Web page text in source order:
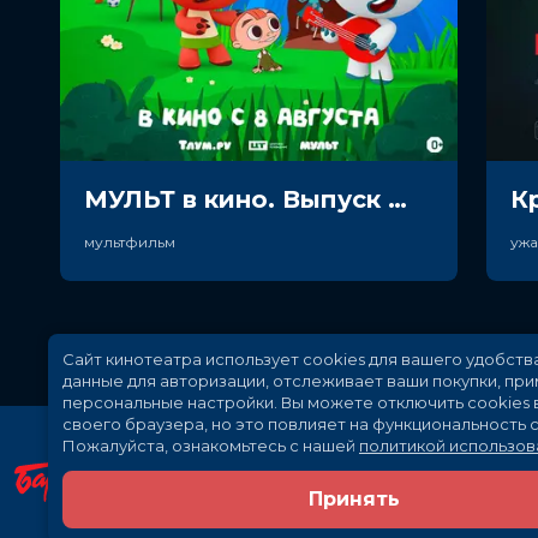
МУЛЬТ в кино. Выпуск №198. Некогда скучать (0+)
мультфильм
Сайт кинотеатра использует cookies для вашего
данные для авторизации, отслеживает ваши покупки,
персональные настройки. Вы можете отключить cookies
своего браузера, но это повлияет на функциональность
Пожалуйста, ознакомьтесь с нашей политикой
Принять